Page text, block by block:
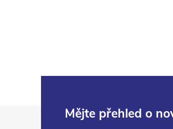
Mějte přehled o